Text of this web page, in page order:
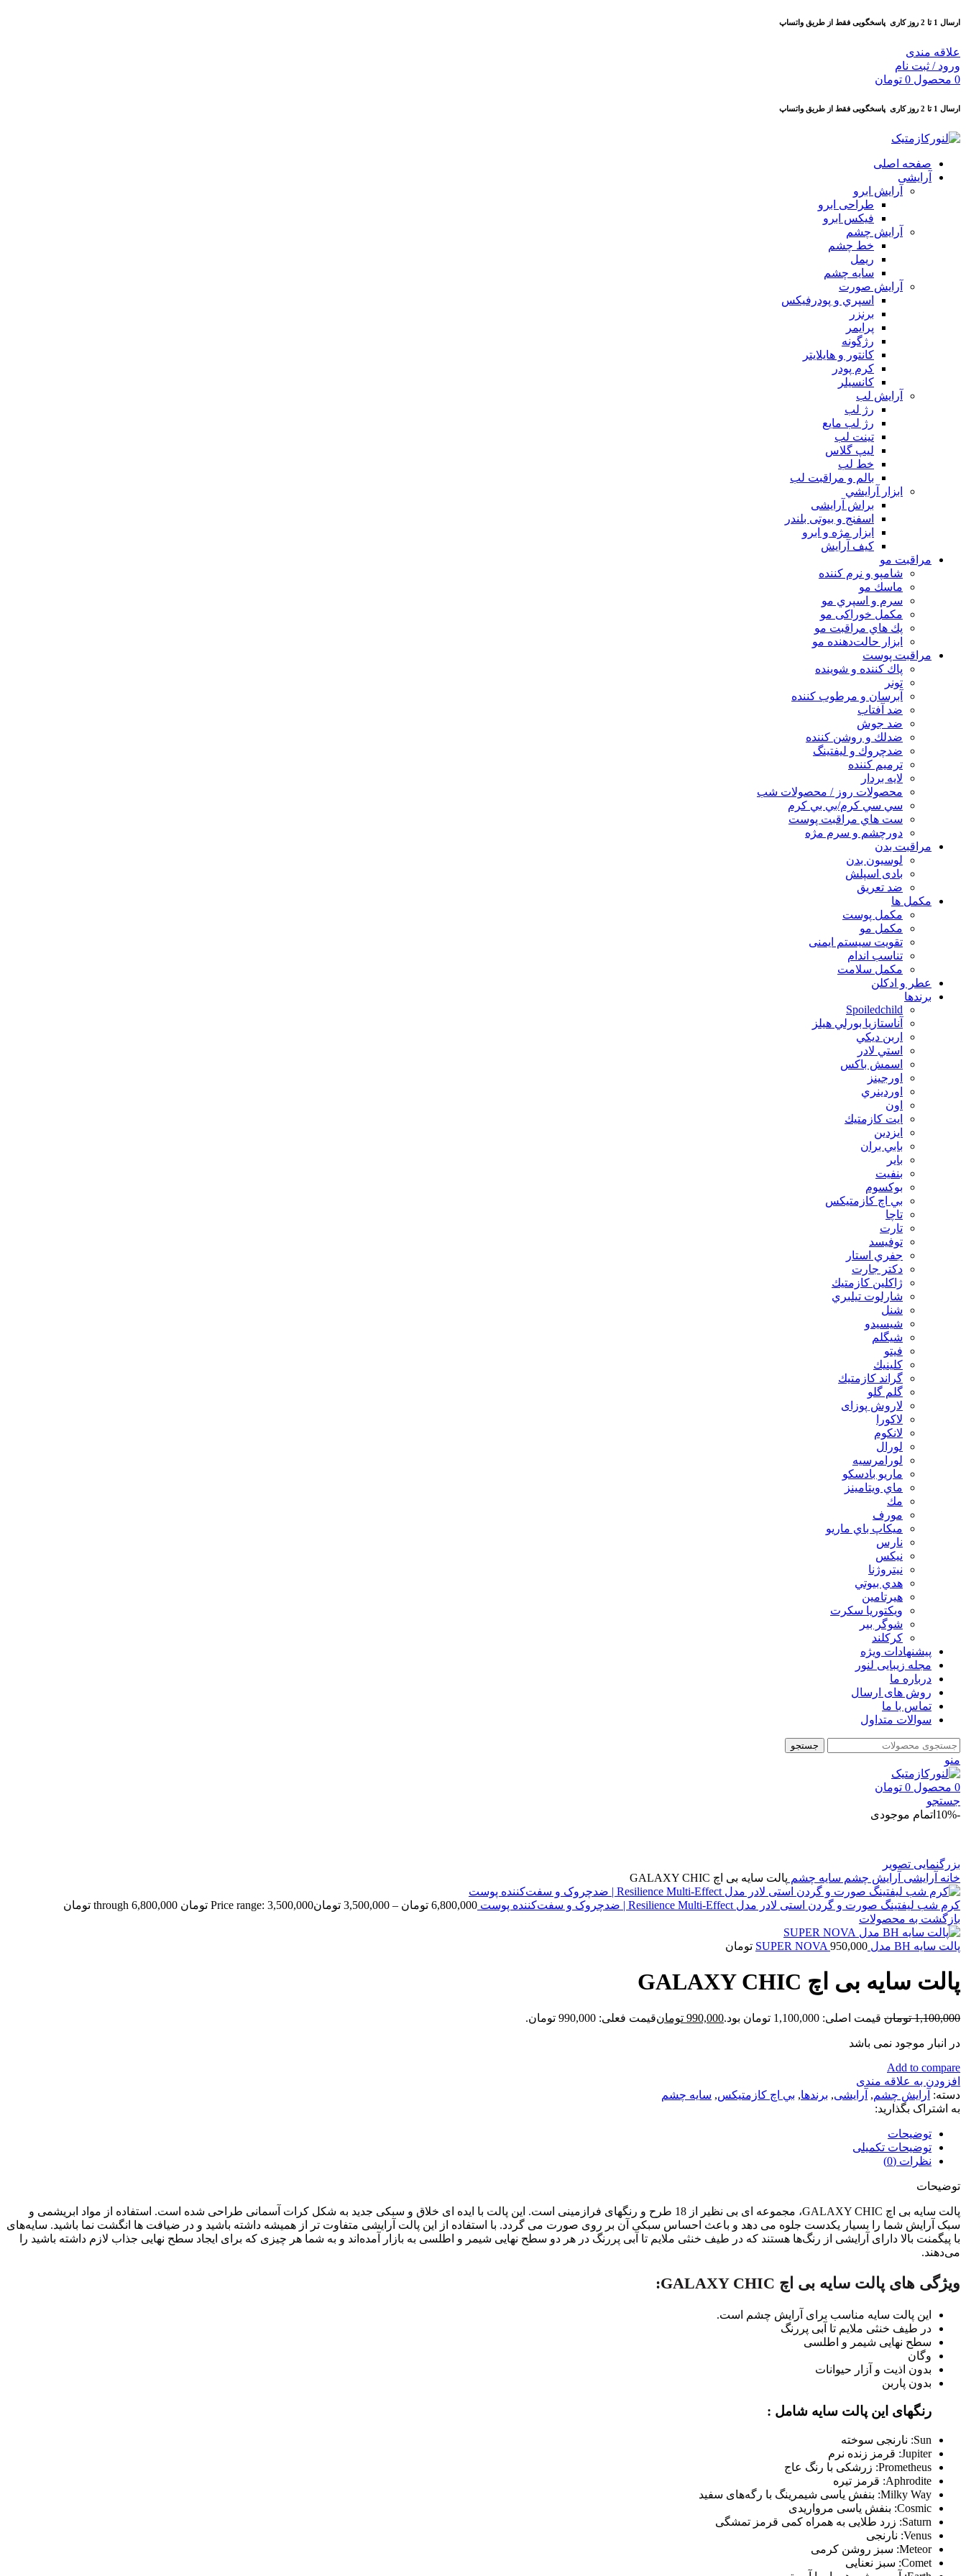
ارسال 1 تا 2 روز کاری پاسخگویی فقط از طریق واتساپ
علاقه مندی
ورود / ثبت نام
0 محصول 0 تومان
ارسال 1 تا 2 روز کاری پاسخگویی فقط از طریق واتساپ
صفحه اصلی
آرایشی
آرايش ابرو
طراحی ابرو
فیکس ابرو
آرايش چشم
خط چشم
ريمل
سايه چشم
آرايش صورت
اسپري و پودرفيكس
برنزر
پرايمر
رژگونه
كانتور و هايلايتر
كرم پودر
كانسيلر
آرايش لب
رژ لب
رژ لب مایع
تینت لب
لیپ گلاس
خط لب
بالم و مراقبت لب
ابزار آرايشي
براش آرایشی
اسفنج و بیوتی بلندر
ابزار مژه و ابرو
کیف آرایش
مراقبت مو
شامپو و نرم كننده
ماسك مو
سرم و اسپري مو
مكمل خوراكی مو
پك هاي مراقبت مو
ابزار حالت‌دهنده مو
مراقبت پوست
پاك كننده و شوينده
تونر
آبرسان و مرطوب كننده
ضد آفتاب
ضد جوش
ضدلك و روشن كننده
ضدچروك و ليفتينگ
ترميم كننده
لايه بردار
محصولات روز / محصولات شب
سي سي كرم/بي بي كرم
ست هاي مراقبت پوست
دورچشم و سرم مژه
مراقبت بدن
لوسیون بدن
بادی اسپلش
ضد تعریق
مكمل ها
مکمل پوست
مکمل مو
تقویت سیستم ایمنی
تناسب اندام
مکمل سلامت
عطر و ادکلن
برندها
Spoiledchild
آناستازيا بورلي هيلز
اربن ديكي
استي لادر
اسمش باكس
اورجينز
اوردينري
اون
ايت كازمتيك
ايزدين
بابي بران
بایر
بنفيت
بوكسوم
بي اچ كازمتيكس
تاچا
تارت
توفيسد
جفري استار
دكتر جارت
ژاكلين كازمتيك
شارلوت تيلبري
شنل
شيسيدو
شیگلم
فيتو
كلينيك
گراند كازمتيك
گلم گلو
لاروش پوزای
لاكورا
لانكوم
لورال
لورامرسيه
ماريو بادسكو
ماي ويتامينز
مك
مورف
ميكاپ باي ماريو
نارس
نيكس
نیتروژنا
هدي بيوتي
هیرتامین
ویکتوریا سکرت
شوگر بير
کرکلند
پیشنهادات ویژه
مجله زیبایی لنور
درباره ما
روش های ارسال
تماس با ما
سوالات متداول
جستجو
منو
0 محصول 0 تومان
جستجو
-10%
اتمام موجودی
بزرگنمایی تصویر
خانه آرایشی آرايش چشم سايه چشم پالت سایه بی اچ GALAXY CHIC
کرم شب لیفتینگ صورت و گردن استی لادر مدل Resilience Multi-Effect | ضدچروک و سفت‌کننده پوست 6,800,000 تومان –
3,500,000 تومانPrice range: 3,500,000 تومان through 6,800,000 تومان
بازگشت به محصولات
پالت سایه BH مدل SUPER NOVA 950,000 تومان
پالت سایه بی اچ GALAXY CHIC
1,100,000 تومان قیمت اصلی: 1,100,000 تومان بود. 990,000 تومانقیمت فعلی: 990,000 تومان.
در انبار موجود نمی باشد
Add to compare
افزودن به علاقه مندی
دسته: آرايش چشم, آرایشی, برندها, بي اچ كازمتيكس, سايه چشم
به اشتراک بگذارید:
توضیحات
توضیحات تکمیلی
نظرات (0)
توضیحات
پالت سایه بی اچ GALAXY CHIC، مجموعه ای بی نظیر از 18 طرح و رنگهای فرازمینی است. این پالت با ایده ای خلاق و سبکی جدید به شکل کرات آسمانی طراحی شده است. استفاده از مواد ابریشمی و
سبک آرایش شما را بسیار یکدست جلوه می دهد و باعث احساس سبکی آن بر روی صورت می گردد. با استفاده از این پالت آرایشی متفاوت تر از همیشه داشته باشید و در ضیافت ها انگشت نما باشید. سایه‌های
با پیگمنت بالا دارای آرایشی از رنگ‌ها هستند که در طیف خنثی ملایم تا آبی پررنگ در هر دو سطح‌ نهایی شیمر و اطلسی به بازار آمده‌اند و به شما هر چیزی که برای ایجاد سطح نهایی جذاب لازم داشته باشید را
می‌دهند.
ویژگی های پالت سایه بی اچ GALAXY CHIC:
این پالت سایه مناسب برای آرایش چشم است.
در طیف خنثی ملایم تا آبی پررنگ
سطح‌ نهایی شیمر و اطلسی
وگان
بدون اذیت و آزار حیوانات
بدون پاربن
رنگهای این پالت سایه شامل :
Sun: نارنجی سوخته
Jupiter: قرمز زنده نرم
Prometheus: زرشکی با رنگ عاج
Aphrodite: قرمز تیره
Milky Way: بنفش یاسی شیمرینگ با رگه‌های سفید
Cosmic: بنفش یاسی مرواریدی
Saturn: زرد طلایی به همراه کمی قرمز تمشگی
Venus: نارنجی
Meteor: سبز روشن کرمی
Comet: سبز نعنایی